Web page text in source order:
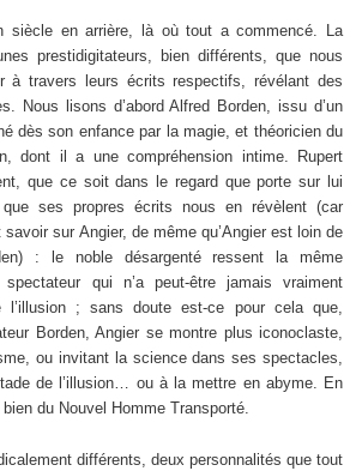
siècle en arrière, là où tout a commencé. La
prestidigitateurs, bien différents, que nous
à travers leurs écrits respectifs, révélant des
Nous lisons d’abord Alfred Borden, issu d’un
dès son enfance par la magie, et théoricien du
dont il a une compréhension intime. Rupert
que ce soit dans le regard que porte sur lui
ses propres écrits nous en révèlent (car
sur Angier, de même qu’Angier est loin de
: le noble désargenté ressent la même
qui n’a peut-être jamais vraiment
l’illusion ; sans doute est-ce pour cela que,
Borden, Angier se montre plus iconoclaste,
ou invitant la science dans ses spectacles,
de l’illusion… ou à la mettre en abyme. En
du Nouvel Homme Transporté.
différents, deux personnalités que tout